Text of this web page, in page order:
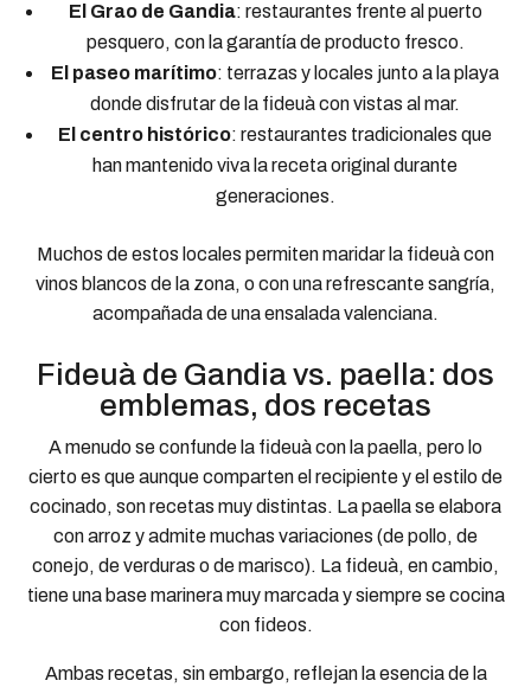
El Grao de Gandia: restaurantes frente al puerto
pesquero, con la garantía de producto fresco.
El paseo marítimo: terrazas y locales junto a la playa
donde disfrutar de la fideuà con vistas al mar.
El centro histórico: restaurantes tradicionales que
han mantenido viva la receta original durante
generaciones.
Muchos de estos locales permiten maridar la fideuà con
vinos blancos de la zona, o con una refrescante sangría,
acompañada de una ensalada valenciana.
Fideuà de Gandia vs. paella: dos
emblemas, dos recetas
A menudo se confunde la fideuà con la paella, pero lo
cierto es que aunque comparten el recipiente y el estilo de
cocinado, son recetas muy distintas. La paella se elabora
con arroz y admite muchas variaciones (de pollo, de
conejo, de verduras o de marisco). La fideuà, en cambio,
tiene una base marinera muy marcada y siempre se cocina
con fideos.
Ambas recetas, sin embargo, reflejan la esencia de la